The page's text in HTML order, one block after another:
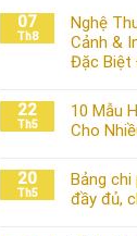
07
Th8
Nghệ
Cảnh &
Đặc Biệt
22
Th5
10 Mẫu
Cho
20
Th5
Bảng
đầy đủ,